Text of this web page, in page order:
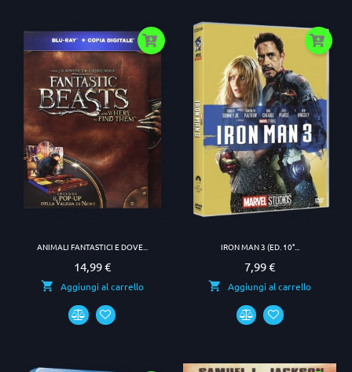
ANIMALI FANTASTICI E DOVE...
Prezzo
14,99 €
Aggiungi al carrello
IRON MAN 3 (ED. 10°...
Prezzo
7,99 €
Aggiungi al carrello